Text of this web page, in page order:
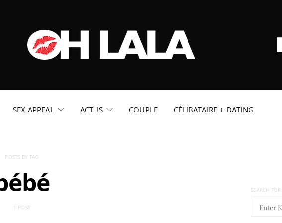
SEX APPEAL ACTUS COUPLE CÉLIBATAIRE + DATING
POSTS BY TAG
1 POST
SEARCH FOR: